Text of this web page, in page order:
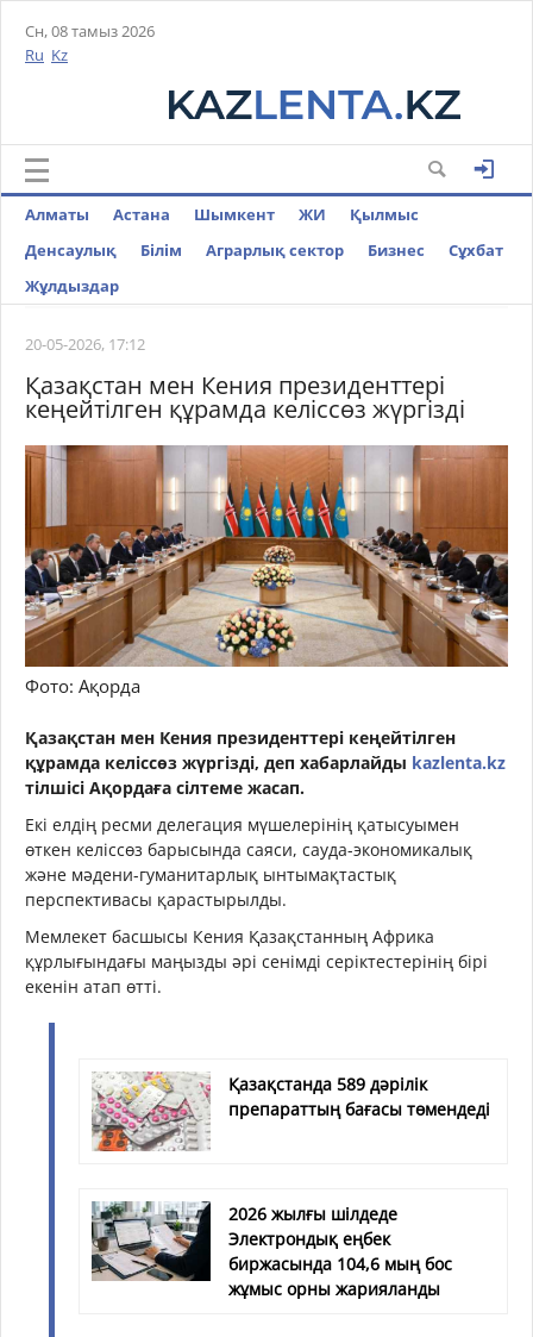
Сн, 08 тамыз 2026
Ru Kz
Алматы Астана Шымкент ЖИ
Қылмыс
Денсаулық
Білім Аграрлық сектор Бизнес
Cұхбат
Жұлдыздар
20-05-2026, 17:12
Қазақстан мен Кения президенттері
кеңейтілген құрамда келіссөз жүргізді
Фото: Ақорда
Қазақстан мен Кения президенттері кеңейтілген
құрамда келіссөз жүргізді, деп хабарлайды kazlenta.kz
тілшісі Ақордаға сілтеме жасап.
Екі елдің ресми делегация мүшелерінің қатысуымен
өткен келіссөз барысында саяси, сауда-экономикалық
және мәдени-гуманитарлық ынтымақтастық
перспективасы қарастырылды.
Мемлекет басшысы Кения Қазақстанның Африка
құрлығындағы маңызды әрі сенімді серіктестерінің бірі
екенін атап өтті.
Қазақстанда 589 дәрілік
препараттың бағасы төмендеді
2026 жылғы шілдеде
Электрондық еңбек
биржасында 104,6 мың бос
жұмыс орны жарияланды